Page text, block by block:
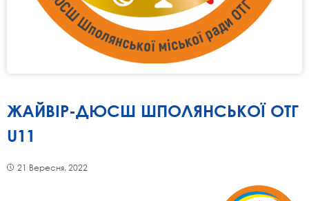
ЖАЙВІР-ДЮСШ ШПОЛЯНСЬКОЇ ОТГ
U11
21 Вересня, 2022